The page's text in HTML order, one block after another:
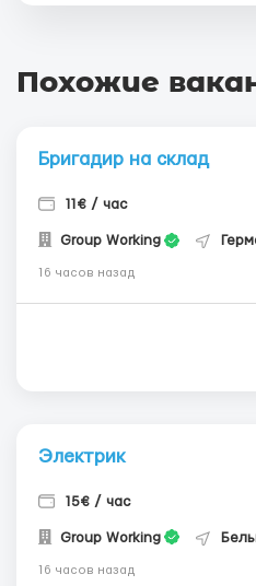
Похожие
Бригадир на склад
11€ / час
Group Working
16 часов назад
Электрик
15€ / час
Group Working
16 часов назад